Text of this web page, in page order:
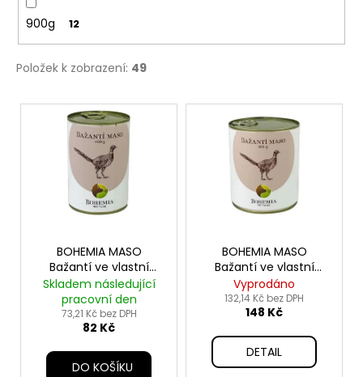
900g 12
Položek k zobrazení: 49
V
BOHEMIA MASO
Bažantí ve vlastní
šťávě 400g
Skladem následující
pracovní den
73,21 Kč bez DPH
82 Kč
DO KOŠÍKU
BOHEMIA MASO
Bažantí ve vlastní
šťávě 800g
Vyprodáno
132,14 Kč bez DPH
148 Kč
DETAIL